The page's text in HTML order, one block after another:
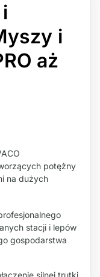
i
aż
potężny
na dużych
stacji i lepów
gospodarstwa
silnej trutki,